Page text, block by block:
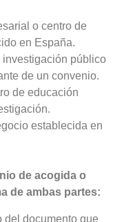
o centro de
en España.
investigación público
de un convenio.
de educación
establecida en
de acogida o
de ambas partes:
del documento que